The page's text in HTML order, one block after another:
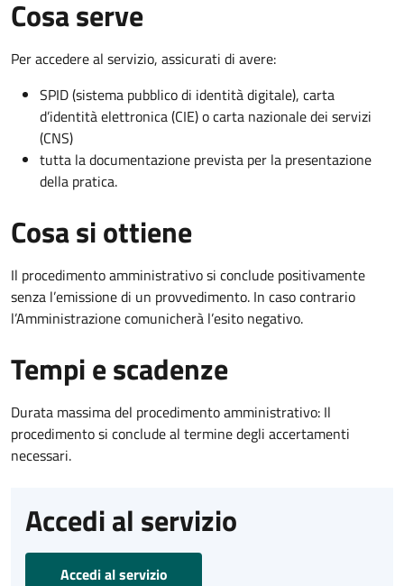
Cosa serve
Per accedere al servizio, assicurati di avere:
SPID (sistema pubblico di identità digitale), carta
d’identità elettronica (CIE) o carta nazionale dei servizi
(CNS)
tutta la documentazione prevista per la presentazione
della pratica.
Cosa si ottiene
Il procedimento amministrativo si conclude positivamente
senza l’emissione di un provvedimento. In caso contrario
l’Amministrazione comunicherà l’esito negativo.
Tempi e scadenze
Durata massima del procedimento amministrativo: Il
procedimento si conclude al termine degli accertamenti
necessari.
Accedi al servizio
Accedi al servizio